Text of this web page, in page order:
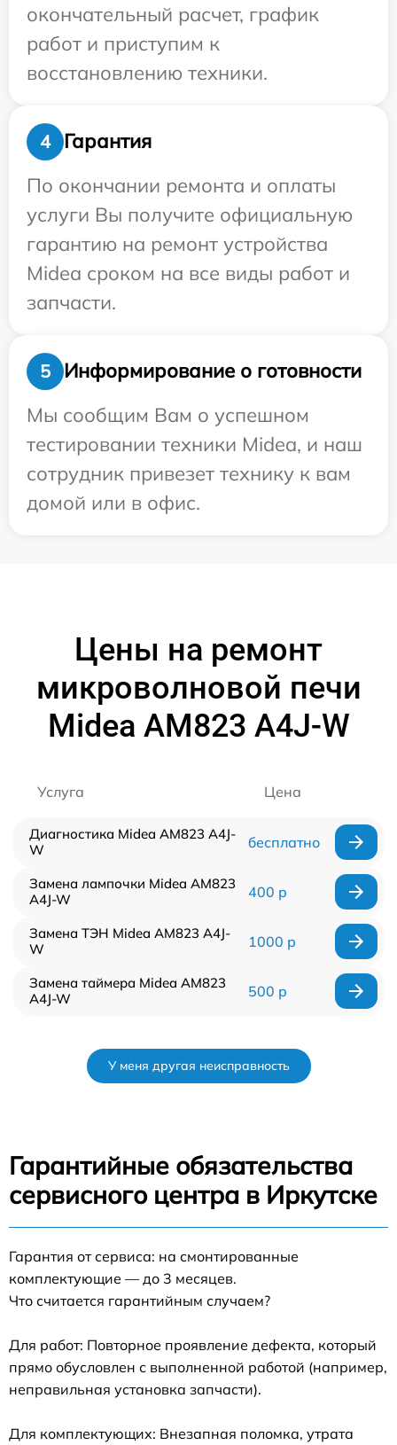
окончательный расчет, график
работ и приступим к
восстановлению техники.
4
Гарантия
По окончании ремонта и оплаты
услуги Вы получите официальную
гарантию на ремонт устройства
Midea сроком на все виды работ и
запчасти.
5
Информирование о готовности
Мы сообщим Вам о успешном
тестировании техники Midea, и наш
сотрудник привезет технику к вам
домой или в офис.
Цены на ремонт
микроволновой печи
Midea AM823 A4J-W
Услуга Цена
Диагностика Midea AM823 A4J-
W
бесплатно
Замена лампочки Midea AM823
A4J-W
400 р
Замена ТЭН Midea AM823 A4J-
W
1000 р
Замена таймера Midea AM823
A4J-W
500 р
У меня другая неисправность
Гарантийные обязательства
сервисного центра в Иркутске
Гарантия от сервиса: на смонтированные
комплектующие — до 3 месяцев.
Что считается гарантийным случаем?
Для работ: Повторное проявление дефекта, который
прямо обусловлен с выполненной работой (например,
неправильная установка запчасти).
Для комплектующих: Внезапная поломка, утрата